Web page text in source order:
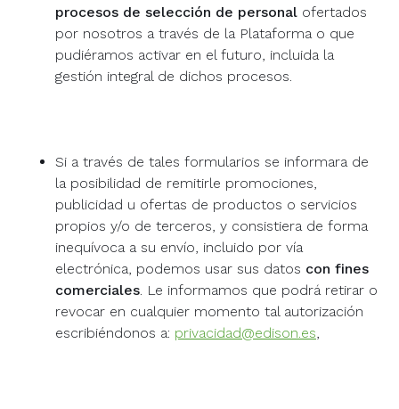
procesos de selección de personal ofertados
por nosotros a través de la Plataforma o que
pudiéramos activar en el futuro, incluida la
gestión integral de dichos procesos.
Si a través de tales formularios se informara de
la posibilidad de remitirle promociones,
publicidad u ofertas de productos o servicios
propios y/o de terceros, y consistiera de forma
inequívoca a su envío, incluido por vía
electrónica, podemos usar sus datos con fines
comerciales. Le informamos que podrá retirar o
revocar en cualquier momento tal autorización
escribiéndonos a: privacidad@edison.es,